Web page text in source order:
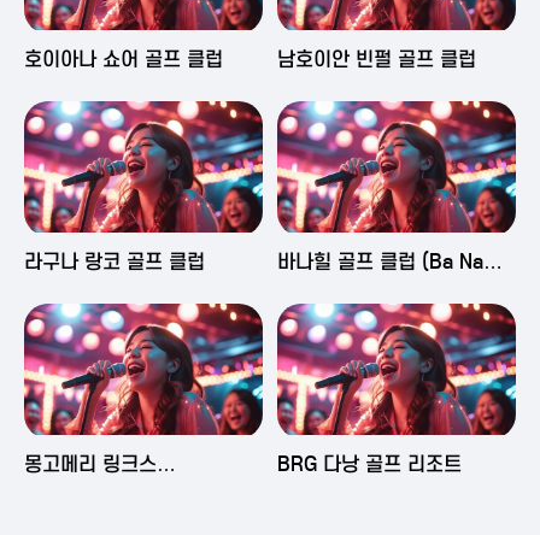
2025-06-03 16:43
호이아나 쇼어 골프 클럽 2025-06-03 15:09
남호이안 빈펄 골프 클럽
2025-06-03 15:05
라구나 랑코 골프 클럽 2025-06-03 14:58
바나힐 골프 클럽 (Ba Na
2025-06-03 14:50
몽고메리 링크스
2025-06-02 23:29
BRG 다낭 골프 리조트